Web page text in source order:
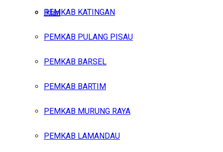
Iklan
Sabtu, Agustus 8, 2026
PEMKAB KATINGAN
PEMKAB PULANG PISAU
PEMKAB BARSEL
PEMKAB BARTIM
PEMKAB MURUNG RAYA
PEMKAB LAMANDAU